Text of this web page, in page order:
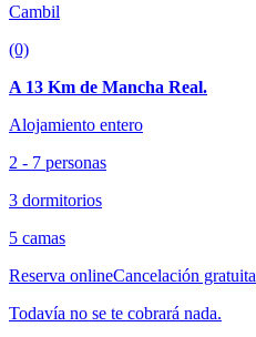
Cambil
(0)
A 13 Km de Mancha Real.
Alojamiento entero
2 - 7 personas
3 dormitorios
5 camas
Reserva onlineCancelación gratuita
Todavía no se te cobrará nada.